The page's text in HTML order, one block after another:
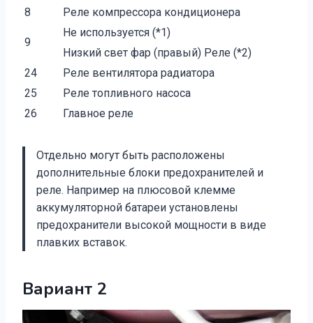
8
Реле компрессора кондиционера
9
Не используется (*1)
Низкий свет фар (правый) Реле (*2)
24
Реле вентилятора радиатора
25
Реле топливного насоса
26
Главное реле
Отдельно могут быть расположены
дополнительные блоки предохранителей и
реле. Например на плюсовой клемме
аккумуляторной батареи установлены
предохранители высокой мощности в виде
плавких вставок.
Вариант 2